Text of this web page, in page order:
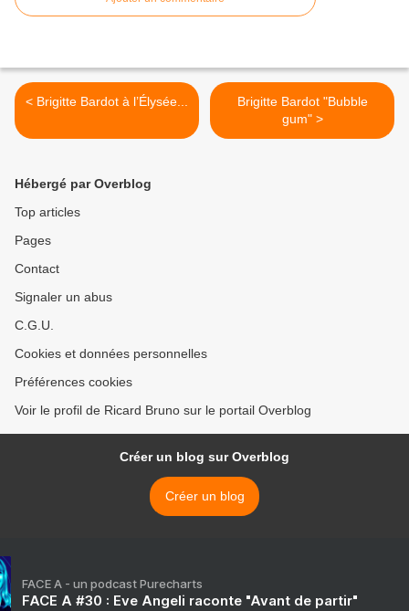
< Brigitte Bardot à l’Élysée...
Brigitte Bardot "Bubble
gum" >
Hébergé par Overblog
Top articles
Pages
Contact
Signaler un abus
C.G.U.
Cookies et données personnelles
Préférences cookies
Voir le profil de Ricard Bruno sur le portail Overblog
Créer un blog sur Overblog
Créer un blog
FACE A - un podcast Purecharts
FACE A #30 : Eve Angeli raconte "Avant de partir"